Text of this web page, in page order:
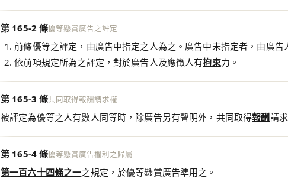
第 165-2 條優等懸賞廣告之評定
前條優等之評定，由廣告中指定之人為之。廣告中未指定者，由廣告
依前項規定所為之評定，對於廣告人及應徵人有拘束力。
第 165-3 條共同取得報酬請求權
被評定為優等之人有數人同等時，除廣告另有聲明外，共同取得報酬請
第 165-4 條優等懸賞廣告權利之歸屬
第一百六十四條之一之規定，於優等懸賞廣告準用之。